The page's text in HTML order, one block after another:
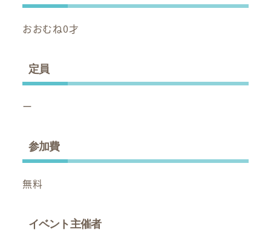
おおむね0才
定員
ー
参加費
無料
イベント主催者